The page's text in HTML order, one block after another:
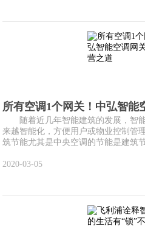
所有空调1个网关！中弘智能
随着近几年智能建筑的发展，智能
来越智能化，方便用户或物业控制管
筑节能尤其是中央空调的节能是建筑节
2020-03-05